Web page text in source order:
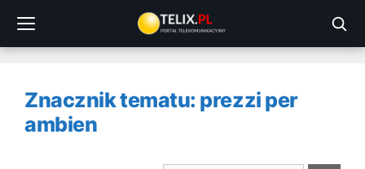
treści
Znacznik tematu: prezzi per
ambien